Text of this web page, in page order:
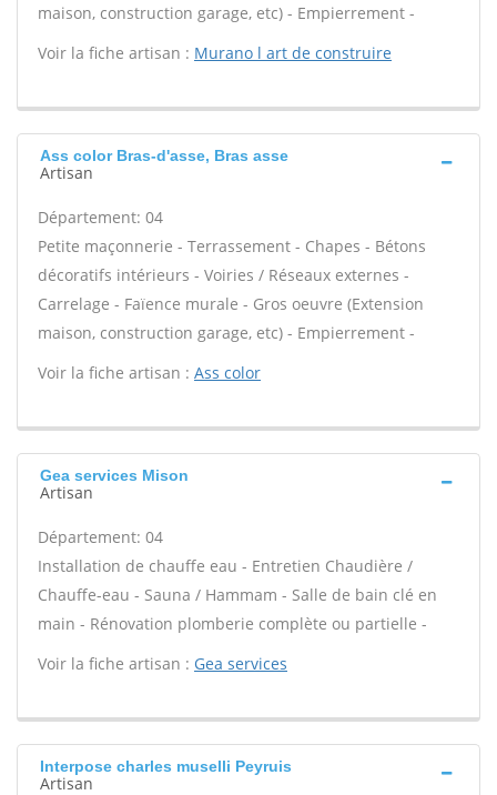
maison, construction garage, etc) - Empierrement -
Voir la fiche artisan : Murano l art de construire
Ass color Bras-d'asse, Bras asse
Artisan
Département: 04
Petite maçonnerie - Terrassement - Chapes - Bétons
décoratifs intérieurs - Voiries / Réseaux externes -
Carrelage - Faïence murale - Gros oeuvre (Extension
maison, construction garage, etc) - Empierrement -
Voir la fiche artisan : Ass color
Gea services Mison
Artisan
Département: 04
Installation de chauffe eau - Entretien Chaudière /
Chauffe-eau - Sauna / Hammam - Salle de bain clé en
main - Rénovation plomberie complète ou partielle -
Voir la fiche artisan : Gea services
Interpose charles muselli Peyruis
Artisan